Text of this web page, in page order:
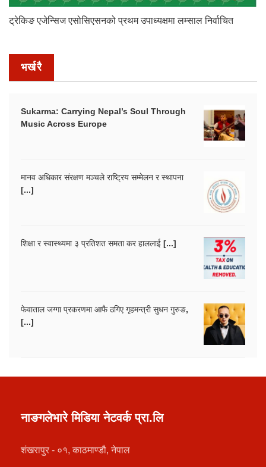
ट्रेकिङ एजेन्सिज एसोसिएसनको प्रथम उपाध्यक्षमा लम्साल निर्वाचित
भर्खरै
Sukarma: Carrying Nepal’s Soul Through
Music Across Europe
मानव अधिकार संरक्षण मञ्चले राष्ट्रिय सम्मेलन र स्थापना
[...]
शिक्षा र स्वास्थ्यमा ३ प्रतिशत समता कर हाललाई [...]
फेवाताल जग्गा प्रकरणमा आफै ठगिए गृहमन्त्री सुधन गुरुङ,
[...]
नाङगलेभारे मिडिया नेटवर्क प्रा.लि
शंखरापुर - ०१, काठमाण्डौ, नेपाल